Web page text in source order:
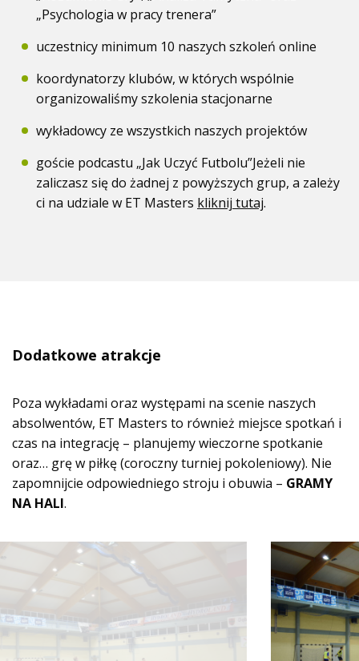
„Psychologia w pracy trenera”
uczestnicy minimum 10 naszych szkoleń online
koordynatorzy klubów, w których wspólnie
organizowaliśmy szkolenia stacjonarne
wykładowcy ze wszystkich naszych projektów
goście podcastu „Jak Uczyć Futbolu”Jeżeli nie
zaliczasz się do żadnej z powyższych grup, a zależy
ci na udziale w ET Masters kliknij tutaj.
Dodatkowe atrakcje
Poza wykładami oraz występami na scenie naszych
absolwentów, ET Masters to również miejsce spotkań i
czas na integrację – planujemy wieczorne spotkanie
oraz… grę w piłkę (coroczny turniej pokoleniowy). Nie
zapomnijcie odpowiedniego stroju i obuwia – GRAMY
NA HALI.